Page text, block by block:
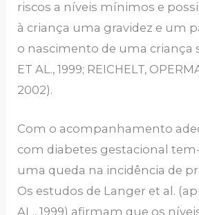
riscos a níveis mínimos e
à criança uma gravidez e um
o nascimento de uma criança
ET AL., 1999; REICHELT,
2002).
Com o acompanhamento
com diabetes gestacional
uma queda na incidência de
Os estudos de Langer et al.
AL., 1999) afirmam que os